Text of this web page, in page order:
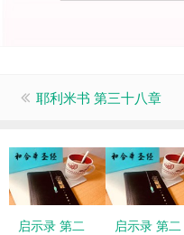
耶利米书 第三十八章
启示录 第二
启示录 第二